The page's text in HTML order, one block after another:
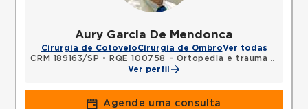
Aury Garcia De Mendonca
Cirurgia de CotoveloCirurgia de OmbroVer todas
CRM 189163/SP •
RQE 100758 - Ortopedia e traumatologia
Ver perfil
Agende uma consulta